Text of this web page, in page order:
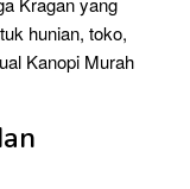
hunian, toko,
Kanopi Murah